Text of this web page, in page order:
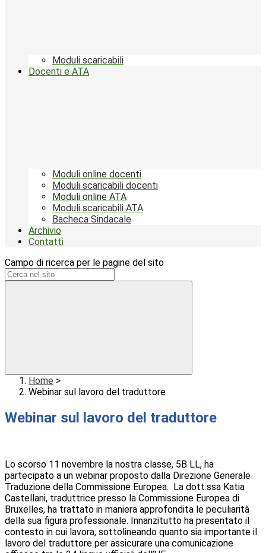
Moduli scaricabili
Docenti e ATA
Moduli online docenti
Moduli scaricabili docenti
Moduli online ATA
Moduli scaricabili ATA
Bacheca Sindacale
Archivio
Contatti
Campo di ricerca per le pagine del sito
Home >
Webinar sul lavoro del traduttore
Webinar sul lavoro del traduttore
Lo scorso 11 novembre la nostra classe, 5B LL, ha
partecipato a un webinar proposto dalla Direzione Generale
Traduzione della Commissione Europea. La dott.ssa Katia
Castellani, traduttrice presso la Commissione Europea di
Bruxelles, ha trattato in maniera approfondita le peculiarità
della sua figura professionale. Innanzitutto ha presentato il
contesto in cui lavora, sottolineando quanto sia importante il
lavoro del traduttore per assicurare una comunicazione